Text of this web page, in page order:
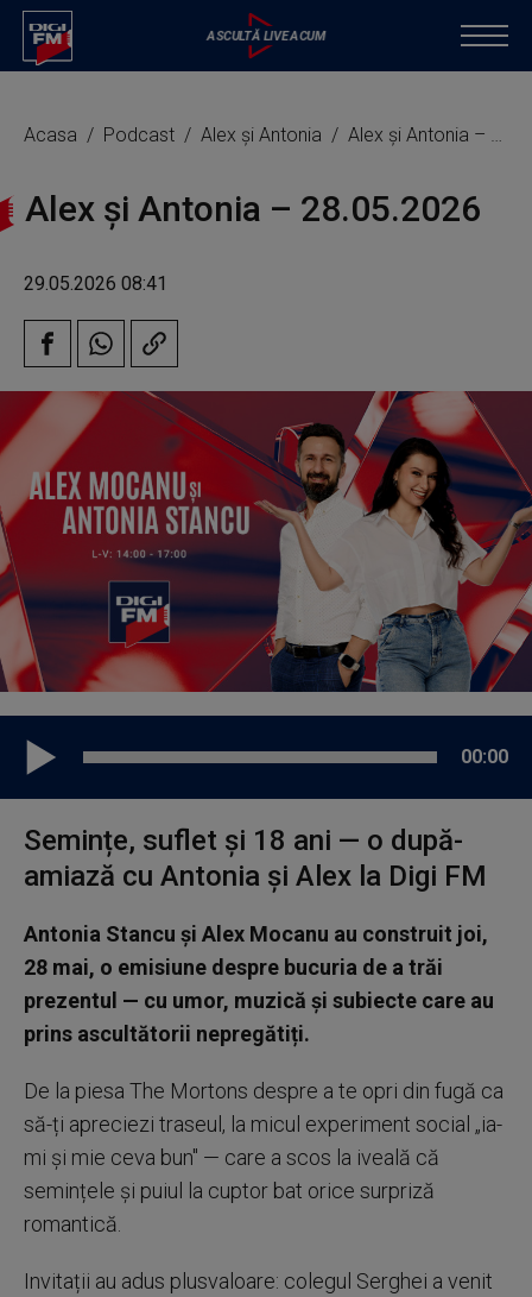
Acasa Podcast Alex și Antonia Alex și Antonia – 28.05.2026
Alex și Antonia – 28.05.2026
29.05.2026 08:41
00:00
Semințe, suflet și 18 ani — o după-
amiază cu Antonia și Alex la Digi FM
Antonia Stancu și Alex Mocanu au construit joi,
28 mai, o emisiune despre bucuria de a trăi
prezentul — cu umor, muzică și subiecte care au
prins ascultătorii nepregătiți.
De la piesa The Mortons despre a te opri din fugă ca
să-ți apreciezi traseul, la micul experiment social „ia-
mi și mie ceva bun" — care a scos la iveală că
semințele și puiul la cuptor bat orice surpriză
romantică.
Invitații au adus plusvaloare: colegul Serghei a venit